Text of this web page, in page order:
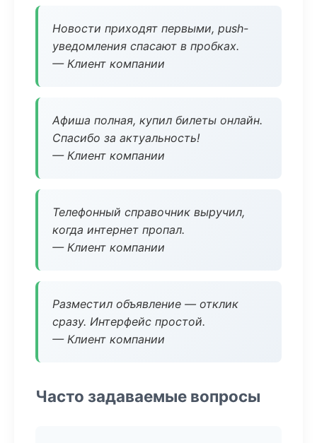
Новости приходят первыми, push-
уведомления спасают в пробках.
— Клиент компании
Афиша полная, купил билеты онлайн.
Спасибо за актуальность!
— Клиент компании
Телефонный справочник выручил,
когда интернет пропал.
— Клиент компании
Разместил объявление — отклик
сразу. Интерфейс простой.
— Клиент компании
Часто задаваемые вопросы